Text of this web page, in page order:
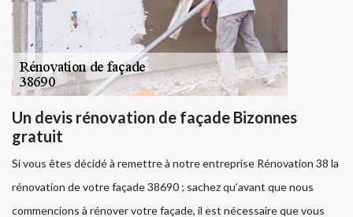
Un devis rénovation de façade Bizonnes
gratuit
Si vous êtes décidé à remettre à notre entreprise Rénovation 38 la
rénovation de votre façade 38690 ; sachez qu’avant que nous
commencions à rénover votre façade, il est nécessaire que vous